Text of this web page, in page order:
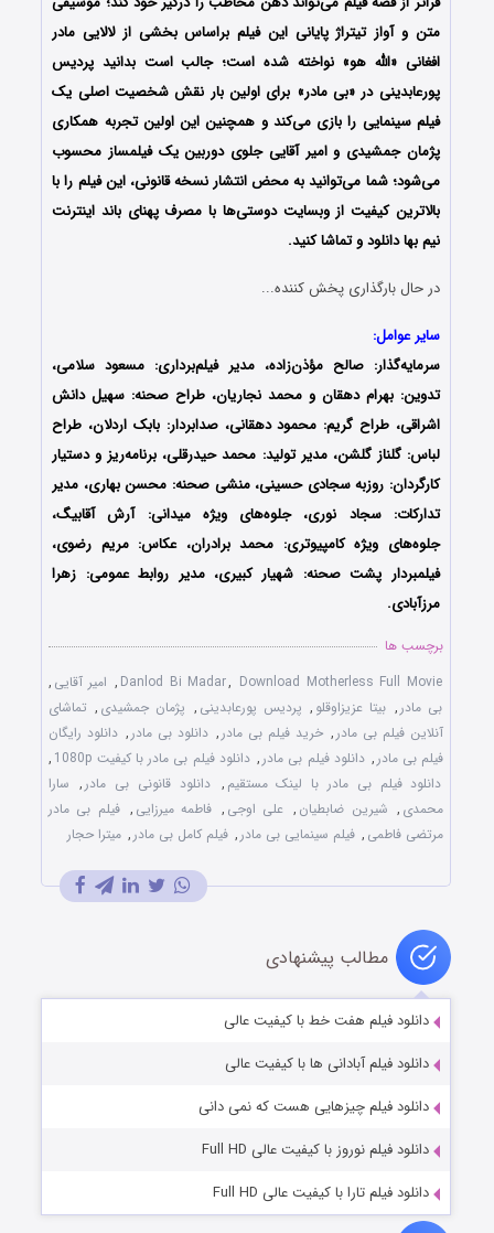
متن و آواز تیتراژ پایانی این فیلم براساس بخشی از لالایی مادر
افغانی «الله هو» نواخته شده است؛ جالب است بدانید پردیس
پورعابدینی در «بی مادر» برای اولین‌ بار نقش شخصیت اصلی یک
فیلم سینمایی را بازی می‌کند و همچنین این اولین تجربه همکاری
پژمان جمشیدی و امیر آقایی جلوی دوربین یک فیلمساز محسوب
می‌شود؛ شما می‌توانید به محض انتشار نسخه قانونی، این فیلم را با
بالاترین کیفیت از وبسایت دوستی‌ها با مصرف پهنای باند اینترنت
نیم بها دانلود و تماشا کنید.
در حال بارگذاری پخش کننده...
سایر عوامل:
سرمایه‌گذار: صالح مؤذن‌زاده، مدیر فیلم‌برداری: مسعود سلامی،
تدوین: بهرام دهقان و محمد نجاریان، طراح صحنه: سهیل دانش
اشراقی، طراح گریم: محمود دهقانی، صدابردار: بابک اردلان، طراح
لباس: گلناز گلشن، مدیر تولید: محمد حیدرقلی، برنامه‌ریز و دستیار
کارگردان: روزبه سجادی حسینی، منشی صحنه: محسن بهاری، مدیر
تدارکات: سجاد نوری، جلوه‌های ویژه میدانی: آرش آقابیگ،
جلوه‌های ویژه کامپیوتری: محمد برادران، عکاس: مریم رضوی،
فیلمبردار پشت‌ صحنه: شهیار کبیری، مدیر روابط‌ عمومی: زهرا
مرزآبادی.
برچسب ها
Danlod Bi Madar, Download Motherless Full Movie
, امیر آقایی ,
بی مادر , بیتا عزیزاوقلو , پردیس پورعابدینی , پژمان جمشیدی , تماشای
آنلاین فیلم بی مادر , خرید فیلم بی مادر , دانلود بی مادر , دانلود رایگان
فیلم بی مادر , دانلود فیلم بی مادر , دانلود فیلم بی مادر با کیفیت 1080p
,
دانلود فیلم بی مادر با لینک مستقیم , دانلود قانونی بی مادر , سارا
محمدی , شیرین ضابطیان , علی اوجی , فاطمه میرزایی , فیلم بی مادر
مرتضی فاطمی , فیلم سینمایی بی مادر , فیلم کامل بی مادر , میترا حجار
مطالب پیشنهادی
دانلود فیلم هفت خط با کیفیت عالی
دانلود فیلم آبادانی ها با کیفیت عالی
دانلود فیلم چیزهایی هست که نمی دانی
دانلود فیلم نوروز با کیفیت عالی Full HD
دانلود فیلم تارا با کیفیت عالی Full HD